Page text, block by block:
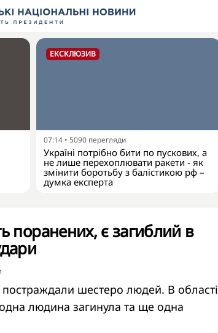
ЕКСКЛЮЗИВ
07:14 • 5090 перегляди
Україні потрібно бити по пускових, а
не лише перехоплювати ракети - як
змінити боротьбу з балістикою рф –
думка експерта
поранених, є загиблий в
постраждали шестеро людей. В області
людина загинула та ще одна